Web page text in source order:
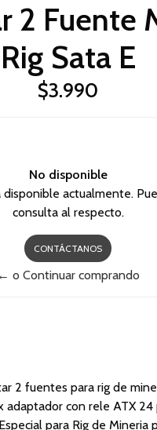
2 Fuente
Rig Sata E
$3.990
No disponible
actualmente.
consulta al respecto.
CONTÁCTANOS
← o Continuar comprando
2 fuentes para rig de
adaptador con rele ATX
para Rig de Mineria